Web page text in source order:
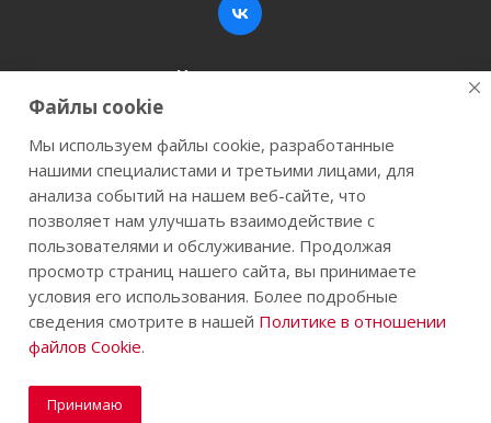
Наши контакты
+7 (846) 200-05-15
г. Самара, ул. Заводское шоссе, 17
2026 © Строй-К.рф. Сайт не является публичной
офертой.
Файлы cookie
Мы используем файлы cookie, разработанные
нашими специалистами и третьими лицами, для
анализа событий на нашем веб-сайте, что
позволяет нам улучшать взаимодействие с
пользователями и обслуживание. Продолжая
просмотр страниц нашего сайта, вы принимаете
условия его использования. Более подробные
сведения смотрите в нашей Политике в отношении
файлов Cookie.
Принимаю